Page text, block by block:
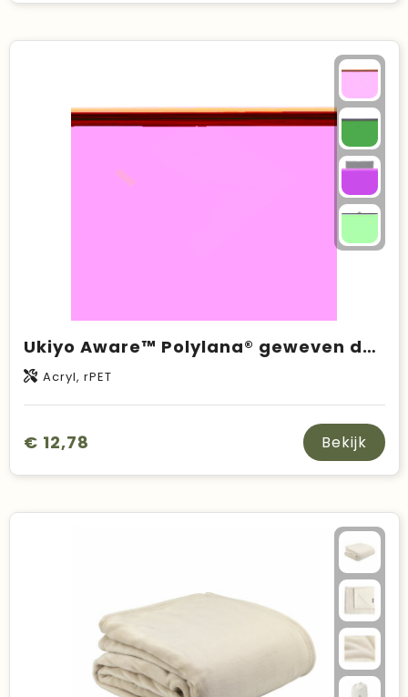
Ukiyo Aware™ Polylana® geweven deken 130x150cm
Acryl, rPET
€ 12,78 Bekijk